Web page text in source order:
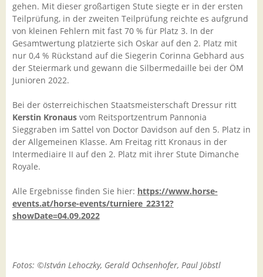
gehen. Mit dieser großartigen Stute siegte er in der ersten
Teilprüfung, in der zweiten Teilprüfung reichte es aufgrund
von kleinen Fehlern mit fast 70 % für Platz 3. In der
Gesamtwertung platzierte sich Oskar auf den 2. Platz mit
nur 0,4 % Rückstand auf die Siegerin Corinna Gebhard aus
der Steiermark und gewann die Silbermedaille bei der ÖM
Junioren 2022.
Bei der österreichischen Staatsmeisterschaft Dressur ritt
Kerstin Kronausvom Reitsportzentrum Pannonia
Sieggraben im Sattel von Doctor Davidson auf den 5. Platz in
der Allgemeinen Klasse. Am Freitag ritt Kronaus in der
Intermediaire II auf den 2. Platz mit ihrer Stute Dimanche
Royale.
Alle Ergebnisse finden Sie hier: https://www.horse-
events.at/horse-events/turniere_22312?
showDate=04.09.2022
Fotos: ©István Lehoczky, Gerald Ochsenhofer, Paul Jöbstl